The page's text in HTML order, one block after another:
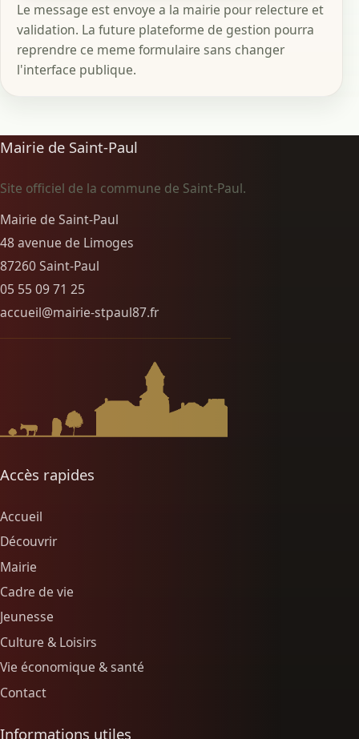
Le message est envoye a la mairie pour relecture et
validation. La future plateforme de gestion pourra
reprendre ce meme formulaire sans changer
l'interface publique.
Mairie de Saint-Paul
Site officiel de la commune de Saint-Paul.
Mairie de Saint-Paul
48 avenue de Limoges
87260 Saint-Paul
05 55 09 71 25
accueil@mairie-stpaul87.fr
Accès rapides
Accueil
Découvrir
Mairie
Cadre de vie
Jeunesse
Culture & Loisirs
Vie économique & santé
Contact
Informations utiles